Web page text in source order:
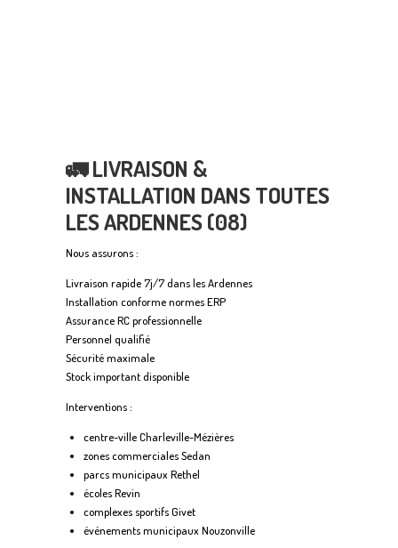
🚛 LIVRAISON &
INSTALLATION DANS TOUTES
LES ARDENNES (08)
Nous assurons :
Livraison rapide 7j/7 dans les Ardennes
Installation conforme normes ERP
Assurance RC professionnelle
Personnel qualifié
Sécurité maximale
Stock important disponible
Interventions :
centre-ville Charleville-Mézières
zones commerciales Sedan
parcs municipaux Rethel
écoles Revin
complexes sportifs Givet
événements municipaux Nouzonville